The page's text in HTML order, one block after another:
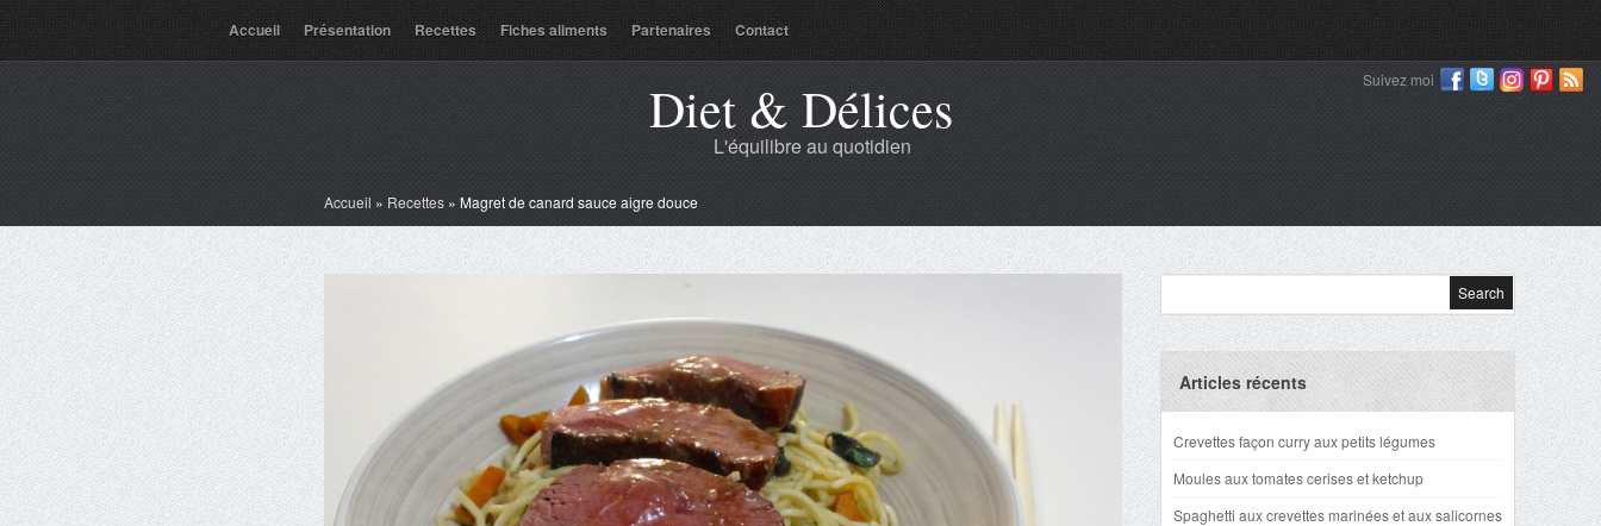
Accueil Présentation Recettes Fiches aliments Partenaires Contact
Suivez moi
Diet & Délices
L'équilibre au quotidien
Accueil » Recettes » Magret de canard sauce aigre douce
Articles récents
Crevettes façon curry aux petits légumes
Moules aux tomates cerises et ketchup
Spaghetti aux crevettes marinées et aux salicornes